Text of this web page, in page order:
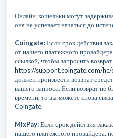
Онлайн-кошельки могут
она не успевает начаться до
Coingate:Если срок действия
от нашего платежного
ссылкой, чтобы запросить
https://support.coingate.com/
должен произвести возврат
вашего запроса. Если возврат не
времени, то вы можете снова
Coingate.
MixPay:Если срок действия
нашего платежного провайдера,